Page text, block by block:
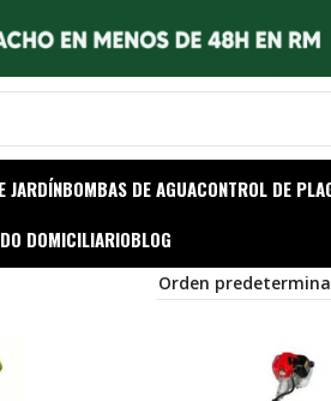
JARDÍNBOMBAS DE AGUACONTROL DE
DOMICILIARIOBLOG